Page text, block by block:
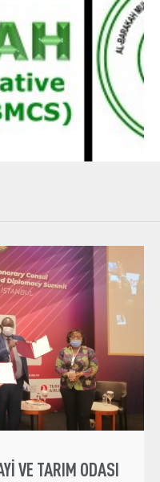
Galeri
VE TARIM ODASI